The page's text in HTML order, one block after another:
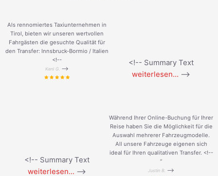
Als rennomiertes Taxiunternehmen in
Tirol, bieten wir unseren wertvollen
Fahrgästen die gesuchte Qualität für
den Transfer: Innsbruck-Bormio / Italien
<!--
Keni G. -->
<!-- Summary Text
weiterlesen... -->
<!-- Summary Text
weiterlesen... -->
Während Ihrer Online-Buchung für Ihrer
Reise haben Sie die Möglichkeit für die
Auswahl mehrerer Fahrzeugmodelle.
All unsere Fahrzeuge eigenen sich
ideal für Ihren qualitativen Transfer. <!--
”
Justin B. -->